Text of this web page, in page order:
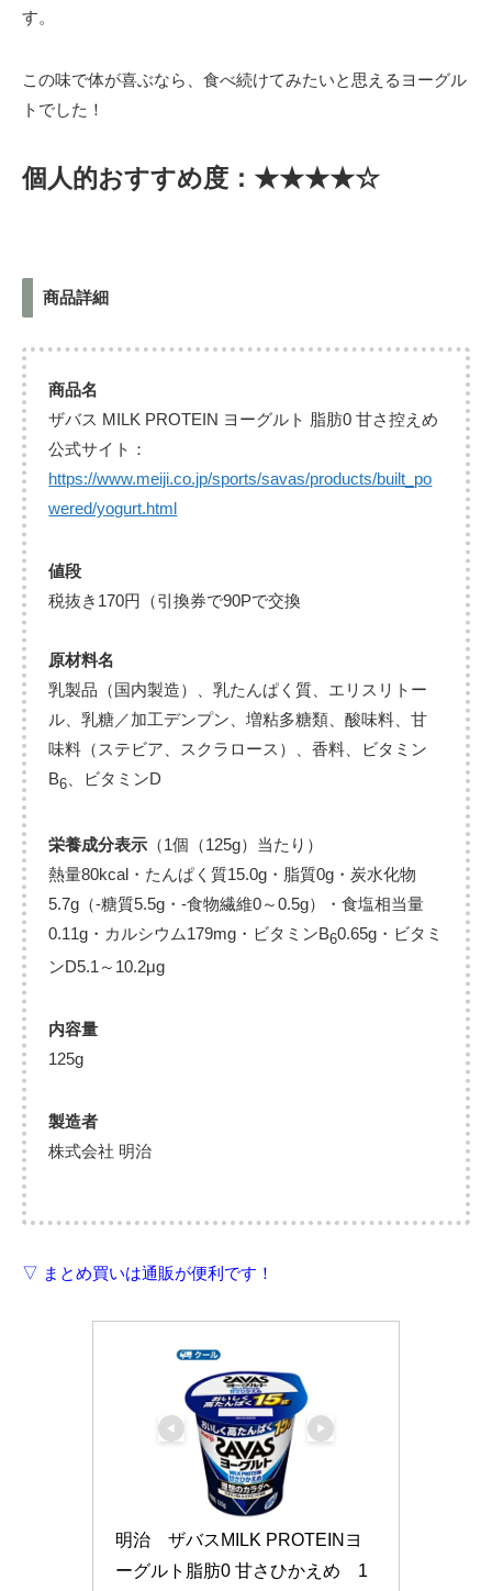
す。
この味で体が喜ぶなら、食べ続けてみたいと思えるヨーグル
トでした！
個人的おすすめ度：★★★★☆
商品詳細
商品名
ザバス MILK PROTEIN ヨーグルト 脂肪0 甘さ控えめ
公式サイト：
https://www.meiji.co.jp/sports/savas/products/built_po
wered/yogurt.html
値段
税抜き170円（引換券で90Pで交換
原材料名
乳製品（国内製造）、乳たんぱく質、エリスリトー
ル、乳糖／加工デンプン、増粘多糖類、酸味料、甘
味料（ステビア、スクラロース）、香料、ビタミン
B6 、ビタミンD
栄養成分表示 （1個（125g）当たり）
熱量80kcal・たんぱく質15.0g・脂質0g・炭水化物
5.7g（-糖質5.5g・-食物繊維0～0.5g）・食塩相当量
0.11g・カルシウム179mg・ビタミンB60.65g・ビタミ
ンD5.1～10.2μg
内容量
125g
製造者
株式会社 明治
▽ まとめ買いは通販が便利です！
明治　ザバスMILK PROTEINヨ
ーグルト脂肪0 甘さひかえめ　1